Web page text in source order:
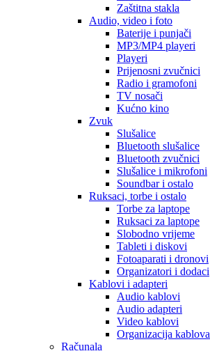
Zaštitna stakla
Audio, video i foto
Baterije i punjači
MP3/MP4 playeri
Playeri
Prijenosni zvučnici
Radio i gramofoni
TV nosači
Kućno kino
Zvuk
Slušalice
Bluetooth slušalice
Bluetooth zvučnici
Slušalice i mikrofoni
Soundbar i ostalo
Ruksaci, torbe i ostalo
Torbe za laptope
Ruksaci za laptope
Slobodno vrijeme
Tableti i diskovi
Fotoaparati i dronovi
Organizatori i dodaci
Kablovi i adapteri
Audio kablovi
Audio adapteri
Video kablovi
Organizacija kablova
Računala